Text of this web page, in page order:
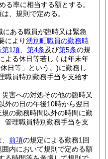
る率に相当する額とする。
、規則で定める。
にある職員が臨時又は緊急
により湧別町職員の勤務時
第1項
第4条及び第5条の規
よる休日等若しくは年末年
日等」という。)に勤務し
職員特別勤務手当を支給す
害への対処その他の臨時又
外の日の午後10時から翌日
の勤務時間以外の時間に勤
管理職員特別勤務手当を支
前項の規定による勤務1回
内において規則で定める額